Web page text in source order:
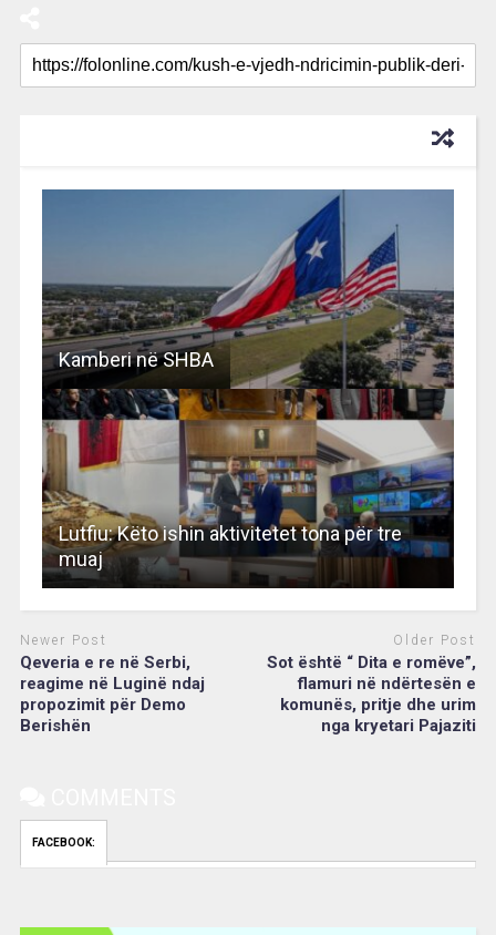
Kamberi në SHBA
Lutfiu: Këto ishin aktivitetet tona për tre
muaj
Newer Post
Qeveria e re në Serbi,
reagime në Luginë ndaj
propozimit për Demo
Berishën
Older Post
Sot është “ Dita e romëve”,
flamuri në ndërtesën e
komunës, pritje dhe urim
nga kryetari Pajaziti
FACEBOOK: